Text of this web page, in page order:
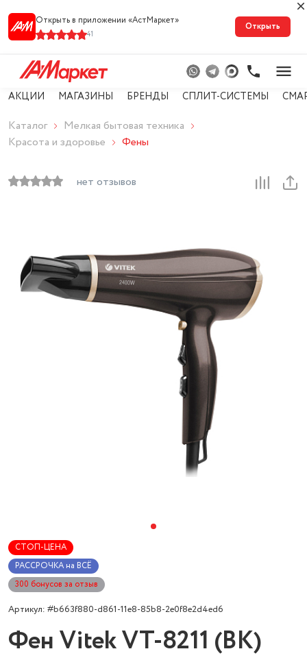
Открыть в приложении «АстМарке‪т‬»
41
Открыть
АКЦИИ МАГАЗИНЫ БРЕНДЫ СПЛИТ-СИСТЕМЫ
Каталог
Мелкая бытовая техника
Красота и здоровье
Фены
нет отзывов
СТОП-ЦЕНА
РАССРОЧКА на ВСЁ
300 бонусов за отзыв
Артикул: #b663f880-d861-11e8-85b8-2e0f8e2d4ed6
Фен Vitek VT-8211 (BK)